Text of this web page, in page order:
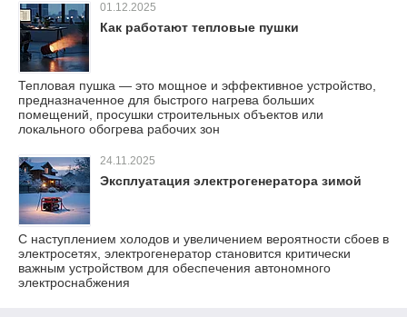
01.12.2025
Как работают тепловые пушки
Тепловая пушка — это мощное и эффективное устройство,
предназначенное для быстрого нагрева больших
помещений, просушки строительных объектов или
локального обогрева рабочих зон
24.11.2025
Эксплуатация электрогенератора зимой
С наступлением холодов и увеличением вероятности сбоев в
электросетях, электрогенератор становится критически
важным устройством для обеспечения автономного
электроснабжения